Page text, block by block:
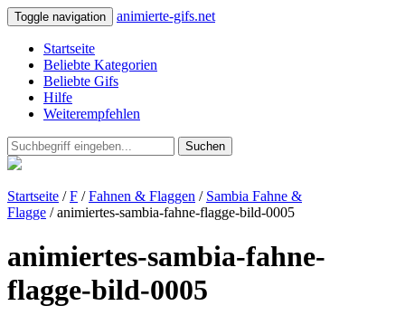
Toggle navigation animierte-gifs.net
Startseite
Beliebte Kategorien
Beliebte Gifs
Hilfe
Weiterempfehlen
Suchen
Startseite /F /Fahnen & Flaggen / Sambia Fahne &
Flagge / animiertes-sambia-fahne-flagge-bild-0005
animiertes-sambia-fahne-
flagge-bild-0005